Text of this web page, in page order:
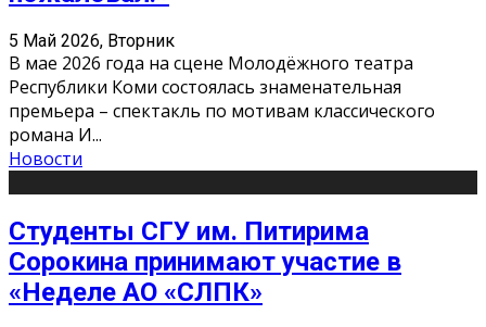
5 Май 2026, Вторник
В мае 2026 года на сцене Молодёжного театра
Республики Коми состоялась знаменательная
премьера – спектакль по мотивам классического
романа И...
Новости
Студенты СГУ им. Питирима
Сорокина принимают участие в
«Неделе АО «СЛПК»